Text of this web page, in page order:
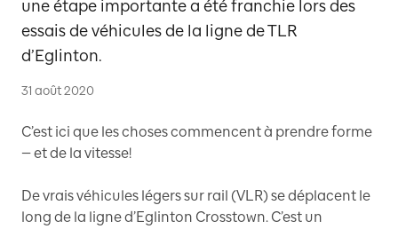
une étape importante a été franchie lors des
essais de véhicules de la ligne de TLR
d’Eglinton.
31 août 2020
C’est ici que les choses commencent à prendre forme
— et de la vitesse!
De vrais véhicules légers sur rail (VLR) se déplacent le
long de la ligne d’Eglinton Crosstown. C’est un